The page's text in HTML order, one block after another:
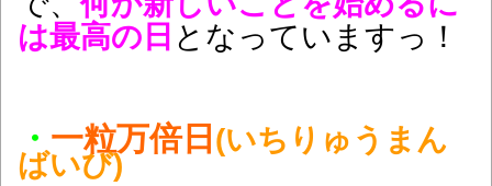
は最高の日 となっていますっ！
・ 一粒万倍日 (いちりゅうまん
ばいび)